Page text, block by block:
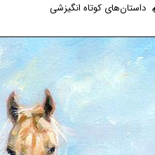
داستان‌های کوتاه انگیزشی